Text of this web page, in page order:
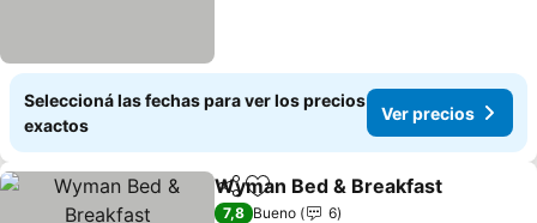
Seleccioná las fechas para ver los precios
exactos
Ver precios
CompartirAñadir a favoritos
Wyman Bed & Breakfast
7,8 Bueno
6